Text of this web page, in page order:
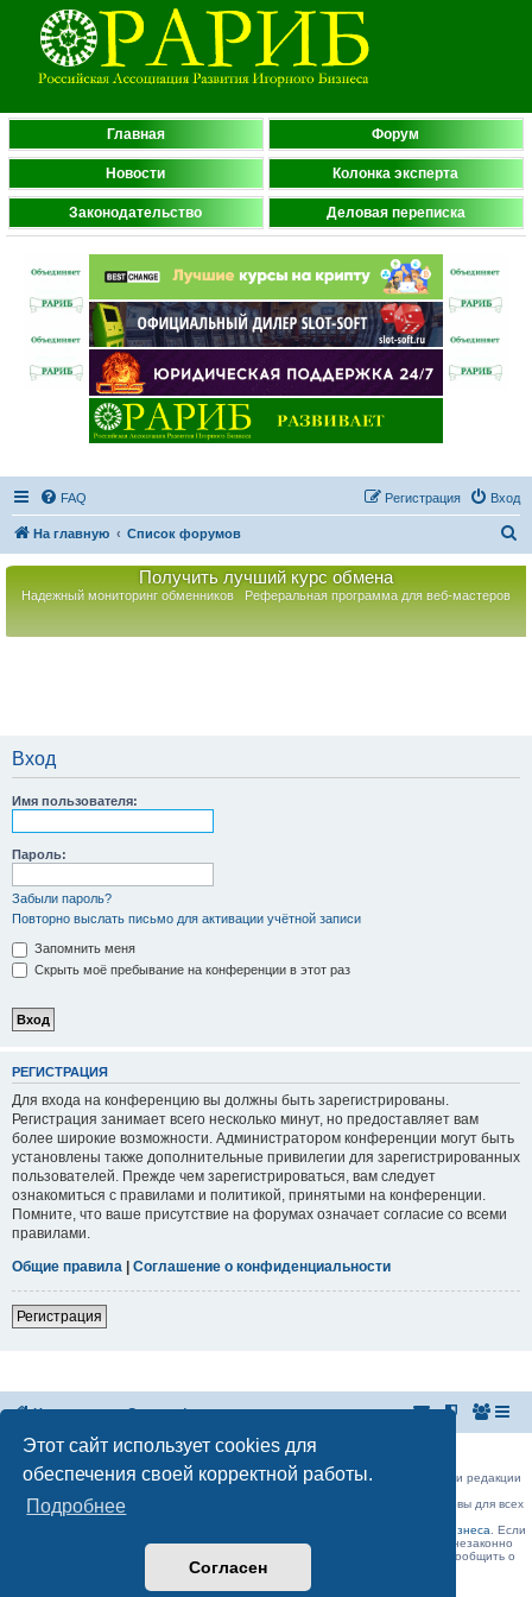
Этот сайт использует cookies для
обеспечения своей корректной работы.
Подробнее
Согласен
Главная Форум
Новости Колонка эксперта
Законодательство Деловая переписка
FAQ Вход
Регистрация
На главную Список форумов
Получить лучший курс обмена
Надежный мониторинг обменников Реферальная программа для веб-мастеров
Вход
Имя пользователя:
Пароль:
Забыли пароль?
Повторно выслать письмо для активации учётной записи
Запомнить меня
Скрыть моё пребывание на конференции в этот раз
РЕГИСТРАЦИЯ
Для входа на конференцию вы должны быть зарегистрированы.
Регистрация занимает всего несколько минут, но предоставляет вам
более широкие возможности. Администратором конференции могут быть
установлены также дополнительные привилегии для зарегистрированных
пользователей. Прежде чем зарегистрироваться, вам следует
ознакомиться с правилами и политикой, принятыми на конференции.
Помните, что ваше присутствие на форумах означает согласие со всеми
правилами.
Общие правила | Соглашение о конфиденциальности
Регистрация
На главную Список форумов
Российская Ассоциация Развития Игорного Бизнеса
Эл. почта:
admin@rarib.ru
office@rarib.ru
использование материалов сайта возможно только при письменном согласии редакции
На нашем портале правила размещения объявлений и информации одинаковы для всех
пользователей, в соответствии с соблюдением правил Форума!,
Официальные форумы деятелей игорного бизнеса. Если
Вы считаете, что ваше объявление было удалено нашими модераторами незаконно
(а объявление было размещено без нарушений правил Форума) , просьба сообщить о
данном факте наadmin@rarib.ru